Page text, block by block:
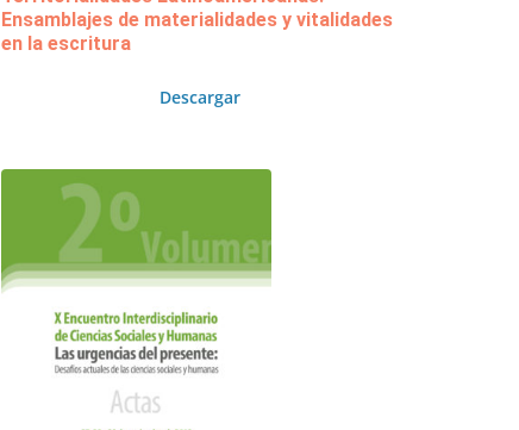
Ensamblajes de materialidades y vitalidades
en la escritura
Descargar